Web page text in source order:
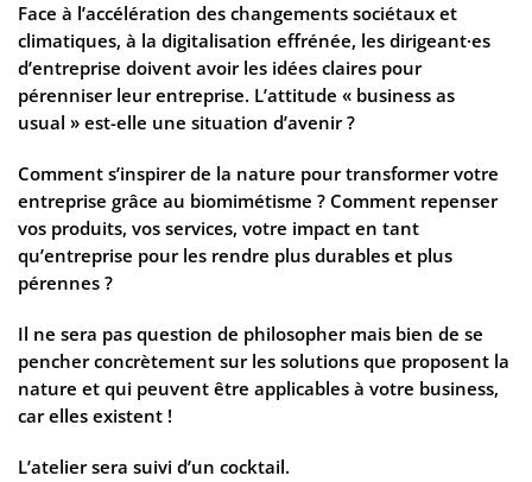
Face à l’accélération des changements sociétaux et
climatiques, à la digitalisation effrénée, les dirigeant·es
d’entreprise doiventavoir les idées claires pour
pérenniser leur entreprise. L’attitude « business as
usual » est-elle une situation d’avenir ?
Comment s’inspirer de la nature pour transformer votre
entreprise grâce au biomimétisme ? Comment repenser
vos produits, vos services, votre impact en tant
qu’entreprise pour les rendre plus durables et plus
pérennes ?
Il ne sera pas question de philosopher mais bien de se
pencher concrètement sur les solutionsque proposent la
nature et qui peuvent être applicables à votre business,
car elles existent !
L’atelier sera suivi d’un cocktail.